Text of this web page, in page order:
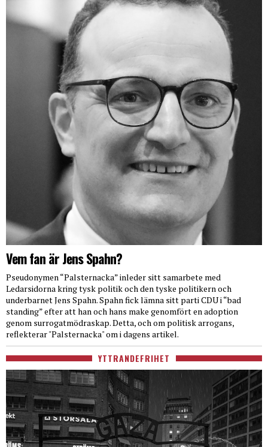
Vem fan är Jens Spahn?
Pseudonymen “Palsternacka” inleder sitt samarbete med
Ledarsidorna kring tysk politik och den tyske politikern och
underbarnet Jens Spahn. Spahn fick lämna sitt parti CDU i “bad
standing” efter att han och hans make genomfört en adoption
genom surrogatmödraskap. Detta, och om politisk arrogans,
reflekterar "Palsternacka" om i dagens artikel.
YTTRANDEFRIHET